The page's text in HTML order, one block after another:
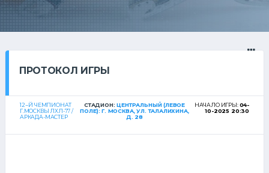
ПРОТОКОЛ ИГРЫ
12--Й ЧЕМПИОНАТ
Г.МОСКВЫ ЛХЛ-77 /
АРКАДА-МАСТЕР
СТАДИОН:ЦЕНТРАЛЬНЫЙ (ЛЕВОЕ
ПОЛЕ): Г. МОСКВА, УЛ. ТАЛАЛИХИНА,
Д. 28
НАЧАЛО ИГРЫ:04-
10-2025 20:30